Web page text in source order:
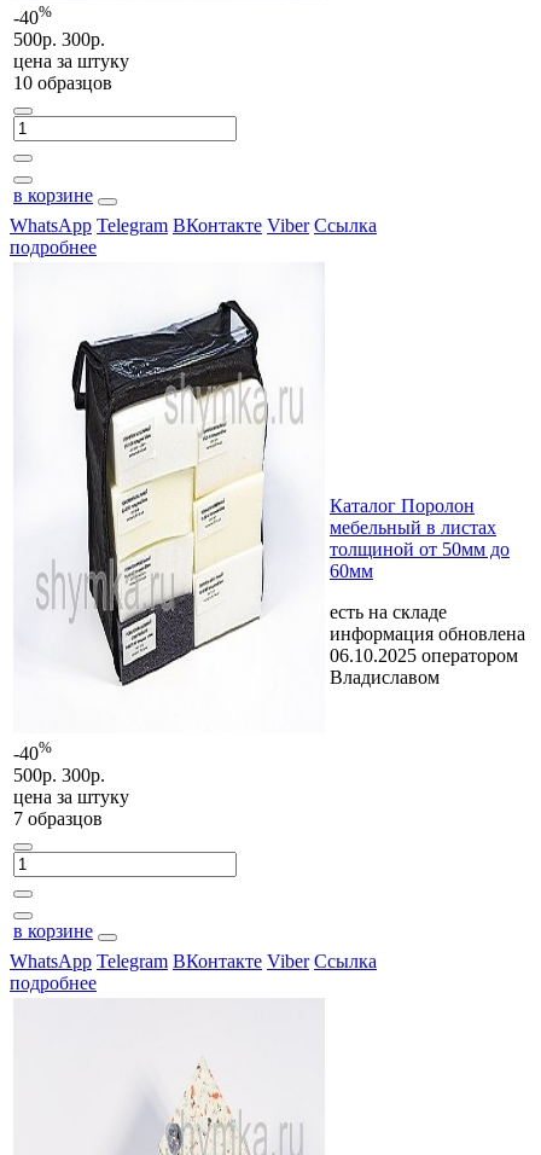
-40%
500р. 300р.
цена за штуку
10 образцов
в корзине
WhatsApp Telegram ВКонтакте Viber Ссылка
подробнее
-40%
500р. 300р.
цена за штуку
7 образцов
в корзине
Каталог Поролон
мебельный в листах
толщиной от 50мм до
60мм
есть на складе
информация обновлена
06.10.2025 оператором
Владиславом
WhatsApp Telegram ВКонтакте Viber Ссылка
подробнее